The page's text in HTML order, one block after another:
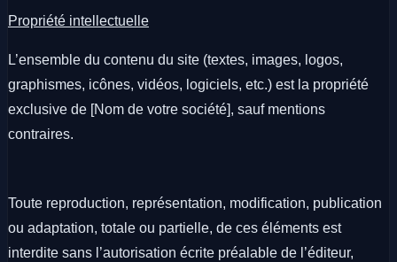
Propriété intellectuelle
L’ensemble du contenu du site (textes, images, logos,
graphismes, icônes, vidéos, logiciels, etc.) est la propriété
exclusive de [Nom de votre société], sauf mentions
contraires.
Toute reproduction, représentation, modification, publication
ou adaptation, totale ou partielle, de ces éléments est
interdite sans l’autorisation écrite préalable de l’éditeur,